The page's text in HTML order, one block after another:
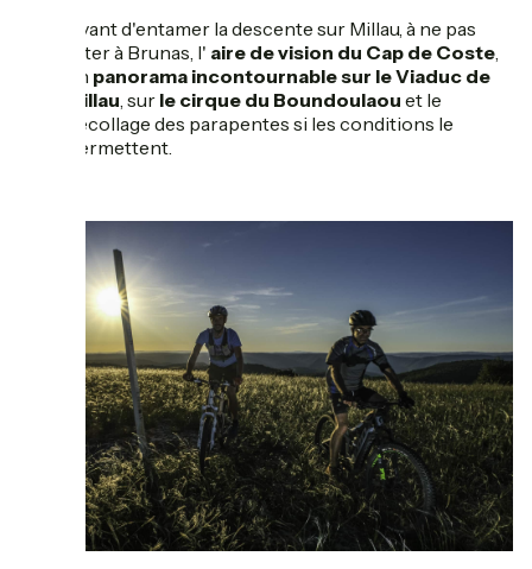
Avant d'entamer la descente sur Millau, à ne pas
rater à Brunas, l' aire de vision du Cap de Coste,
un panorama incontournable sur le Viaduc de
Millau, sur le cirque du Boundoulaou et le
décollage des parapentes si les conditions le
permettent.